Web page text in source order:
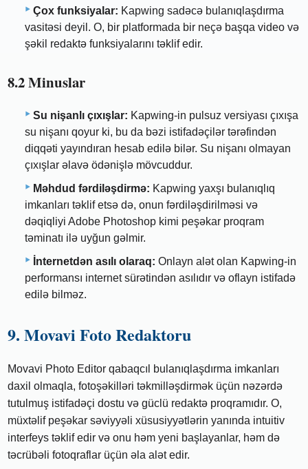
Çox funksiyalar: Kapwing sadəcə bulanıqlaşdırma
vasitəsi deyil. O, bir platformada bir neçə başqa video və
şəkil redaktə funksiyalarını təklif edir.
8.2 Minuslar
Su nişanlı çıxışlar: Kapwing-in pulsuz versiyası çıxışa
su nişanı qoyur ki, bu da bəzi istifadəçilər tərəfindən
diqqəti yayındıran hesab edilə bilər. Su nişanı olmayan
çıxışlar əlavə ödənişlə mövcuddur.
Məhdud fərdiləşdirmə: Kapwing yaxşı bulanıqlıq
imkanları təklif etsə də, onun fərdiləşdirilməsi və
dəqiqliyi Adobe Photoshop kimi peşəkar proqram
təminatı ilə uyğun gəlmir.
İnternetdən asılı olaraq: Onlayn alət olan Kapwing-in
performansı internet sürətindən asılıdır və oflayn istifadə
edilə bilməz.
9. Movavi Foto Redaktoru
Movavi Photo Editor qabaqcıl bulanıqlaşdırma imkanları
daxil olmaqla, fotoşəkilləri təkmilləşdirmək üçün nəzərdə
tutulmuş istifadəçi dostu və güclü redaktə proqramıdır. O,
müxtəlif peşəkar səviyyəli xüsusiyyətlərin yanında intuitiv
interfeys təklif edir və onu həm yeni başlayanlar, həm də
təcrübəli fotoqraflar üçün əla alət edir.